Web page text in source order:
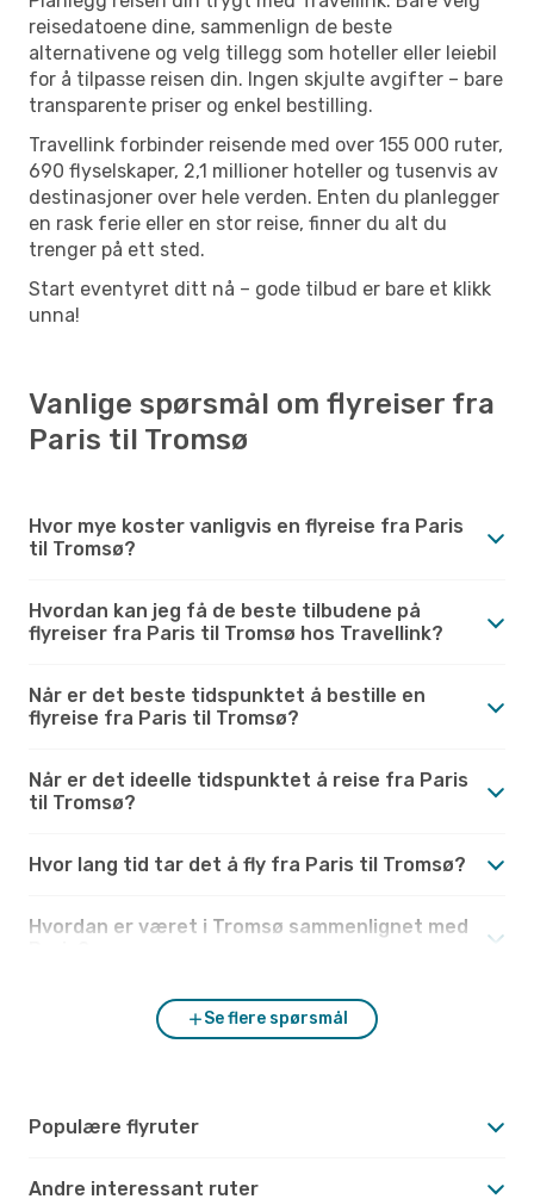
reisedatoene dine, sammenlign de beste
alternativene og velg tillegg som hoteller eller leiebil
for å tilpasse reisen din. Ingen skjulte avgifter – bare
transparente priser og enkel bestilling.
Travellink forbinder reisende med over 155 000 ruter,
690 flyselskaper, 2,1 millioner hoteller og tusenvis av
destinasjoner over hele verden. Enten du planlegger
en rask ferie eller en stor reise, finner du alt du
trenger på ett sted.
Start eventyret ditt nå – gode tilbud er bare et klikk
unna!
Vanlige spørsmål om flyreiser fra
Paris til Tromsø
Hvor mye koster vanligvis en flyreise fra Paris
til Tromsø?
Hvordan kan jeg få de beste tilbudene på
flyreiser fra Paris til Tromsø hos Travellink?
Når er det beste tidspunktet å bestille en
flyreise fra Paris til Tromsø?
Når er det ideelle tidspunktet å reise fra Paris
til Tromsø?
Hvor lang tid tar det å fly fra Paris til Tromsø?
Hvordan er været i Tromsø sammenlignet med
Se flere spørsmål
Populære flyruter
Andre interessant ruter